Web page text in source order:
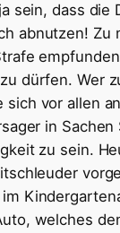
sein, dass die
abnutzen! Zu
dürfen. Wer
sich vor allen
in
zu sein.
welches